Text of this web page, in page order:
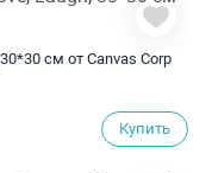
см от Canvas Corp
Купить